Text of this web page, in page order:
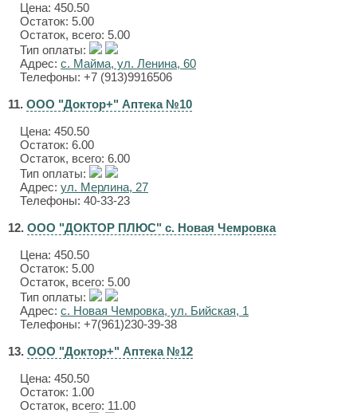
Цена: 450.50
Остаток: 5.00
Остаток, всего: 5.00
Тип оплаты:
Адрес: с. Майма, ул. Ленина, 60
Телефоны: +7 (913)9916506
11. ООО "Доктор+" Аптека №10
Цена: 450.50
Остаток: 6.00
Остаток, всего: 6.00
Тип оплаты:
Адрес: ул. Мерлина, 27
Телефоны: 40-33-23
12. ООО "ДОКТОР ПЛЮС" с. Новая Чемровка
Цена: 450.50
Остаток: 5.00
Остаток, всего: 5.00
Тип оплаты:
Адрес: с. Новая Чемровка, ул. Бийская, 1
Телефоны: +7(961)230-39-38
13. ООО "Доктор+" Аптека №12
Цена: 450.50
Остаток: 1.00
Остаток, всего: 11.00